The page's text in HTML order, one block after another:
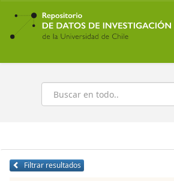
Ir
contenido
principal
Buscar
Filtrar resultados